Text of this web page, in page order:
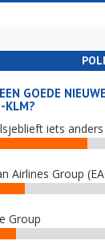
GOEDE
KLM?
iets anders
Airlines Group
Group